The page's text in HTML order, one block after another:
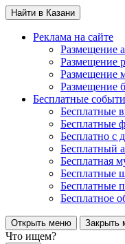
Найти в Казани
Реклама на сайте
Размещение
Размещение
Размещение
Размещение
Бесплатные
Бесплатные
Бесплатные
Бесплатно с
Бесплатный
Бесплатная
Бесплатные
Бесплатные
Бесплатное
Открыть меню Закрыть
Что ищем?